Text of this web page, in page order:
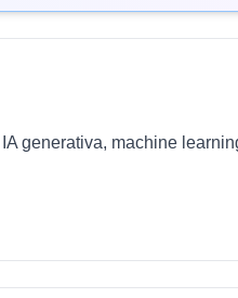
generativa, machine